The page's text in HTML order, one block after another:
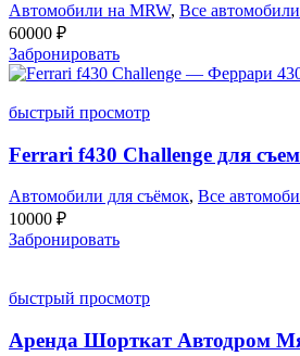
Автомобили на MRW, Все автомобили
60000 ₽
Забронировать
быстрый просмотр
Ferrari f430 Challenge для
Автомобили для съёмок, Все
10000 ₽
Забронировать
быстрый просмотр
Аренда Шорткат Автодром